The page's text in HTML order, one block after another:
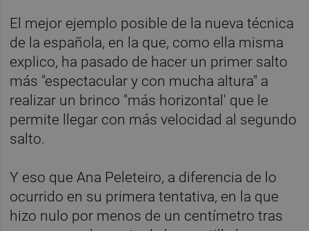
El mejor ejemplo posible de la nueva técnica
de la española, en la que, como ella misma
explico, ha pasado de hacer un primer salto
más "espectacular y con mucha altura" a
realizar un brinco "más horizontal' que le
permite llegar con más velocidad al segundo
salto.
Y eso que Ana Peleteiro, a diferencia de lo
ocurrido en su primera tentativa, en la que
hizo nulo por menos de un centímetro tras